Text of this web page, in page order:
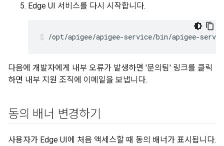
Edge UI 서비스를 다시 시작합니다.
/opt/apigee/apigee-service/bin/apigee-
다음에 개발자에게 내부 오류가 발생하면 '문의팀' 링크를 클릭
하면 내부 지원 조직에 이메일을 보냅니다.
동의 배너 변경하기
사용자가 Edge UI에 처음 액세스할 때 동의 배너가 표시됩니다.